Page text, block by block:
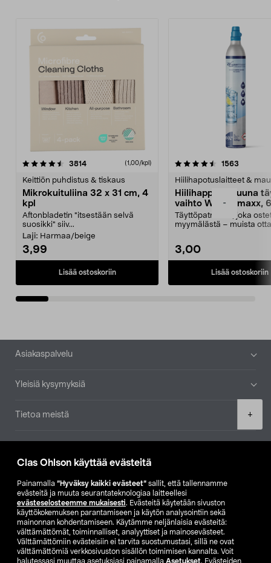
Clas Ohlson käyttää evästeitä
Painamalla ”Hyväksy kaikki evästeet” sallit, että tallennamme
evästeitä ja muuta seurantateknologiaa laitteellesi
evästeselosteemme mukaisesti. Evästeitä käytetään sivuston
käyttökokemuksen parantamiseen ja käytön analysointiin sekä
mainonnan kohdentamiseen. Käytämme neljänlaisia evästeitä:
välttämättömät, toiminnalliset, analyyttiset ja mainosevästeet.
Välttämättömiin evästeisiin ei tarvita suostumustasi, sillä ne ovat
välttämättömiä verkkosivuston sisällön toimimisen kannalta. Voit
halutessasi muuttaa asetuksiasi painamalla Asetukset. Evästeiden
-
+
3814arvostelut (1,00/kpl)
Keittiön puhdistus & tiskaus
Mikrokuituliina 32 x 31 cm, 4
kpl
Aftonbladetin "itsestään selvä
suosikki" siiv...
Laji: Harmaa/beige
3,99
Lisää ostoskoriin
4.5viidestä
1563
Hiilihapotuslaitteet &
Hiilihappopatruuna
vaihto Wassermaxx,
Täyttöpatruuna, joka
myymälästä – muista
3,00
Lisää ostoskoriin
4.5viidestä
Alatunniste
Asiakaspalvelu
Yleisiä kysymyksiä
Tietoa meistä
Etsi myymälä
SE NO FI
FI SV